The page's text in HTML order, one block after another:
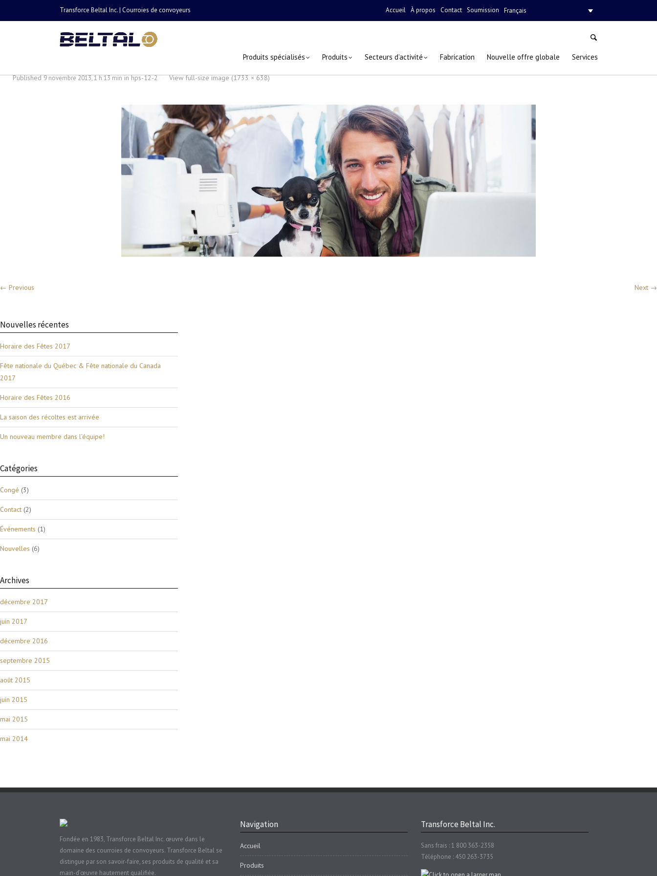
Transforce Beltal Inc. | Courroies de convoyeurs Accueil À propos Contact Soumission Français
Produits spécialisés Produits Secteurs d’activité Fabrication Nouvelle offre globale Services
Published9 novembre 2013, 1 h 13 mininhps-12-2 · View full-size image (1733 × 638)
← Previous Next →
Nouvelles récentes
Horaire des Fêtes 2017
Fête nationale du Québec & Fête nationale du Canada
2017
Horaire des Fêtes 2016
La saison des récoltes est arrivée
Un nouveau membre dans l’équipe!
Catégories
Congé (3)
Contact (2)
Événements (1)
Nouvelles (6)
Archives
décembre 2017
juin 2017
décembre 2016
septembre 2015
août 2015
juin 2015
mai 2015
mai 2014
Fondée en 1983, Transforce Beltal Inc. œuvre dans le
domaine des courroies de convoyeurs. Transforce Beltal se
distingue par son savoir-faire, ses produits de qualité et sa
main-d’œuvre hautement qualifiée.
Navigation
Accueil
Produits
Transforce Beltal Inc.
Sans frais : 1 800 363-2358
Téléphone : 450 263-3735